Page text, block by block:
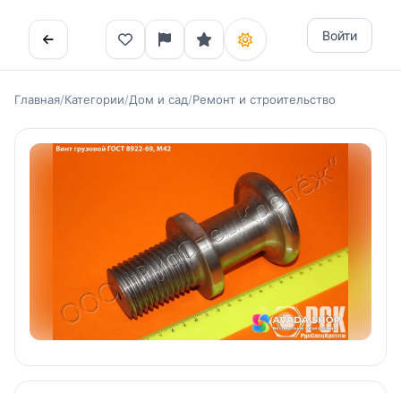
Войти
Главная/Категории/Дом и сад/Ремонт и строительство